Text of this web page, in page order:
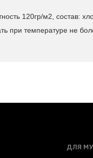
120гр/м2, состав:
при температуре не
ДЛЯ